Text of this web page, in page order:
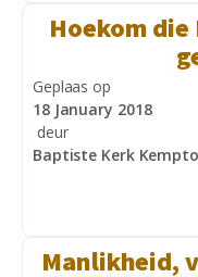
Hoekom
Geplaas op
18 January 2018
deur
Baptiste Kerk
Manlikheid,